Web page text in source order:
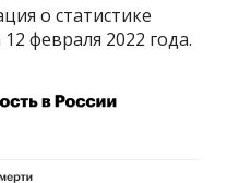
о статистике
февраля 2022 года.